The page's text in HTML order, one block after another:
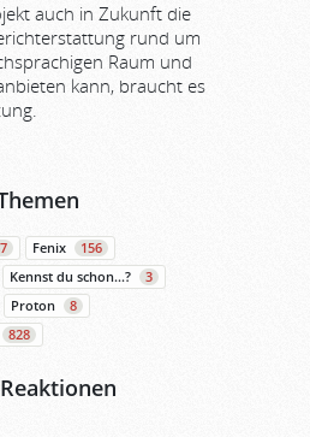
auch in Zukunft die
rund um
Raum und
kann, braucht es
Fenix
156
Kennst du schon…?
3
Proton
8
828